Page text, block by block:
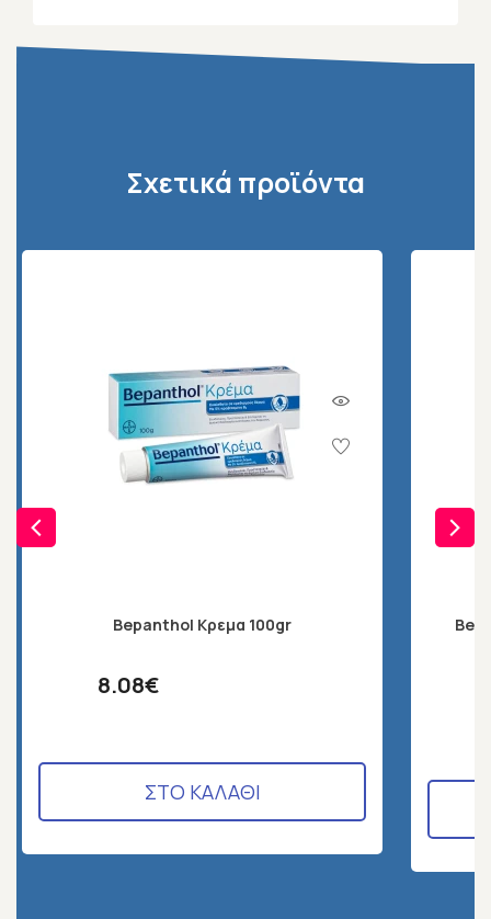
Σχετικά προϊόντα
Bepanthol Κρεμα 100gr
8.08€
ΣΤΟ ΚΑΛΑΘΙ